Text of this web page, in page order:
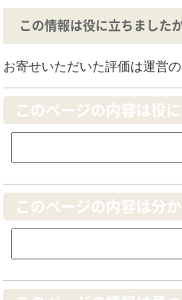
この情報は役に立ちました
お寄せいただいた評価は運営
このページの内容は役
このページの内容は分